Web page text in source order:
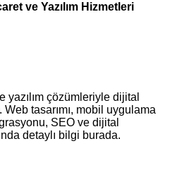
ve Yazılım Hizmetleri
yazılım çözümleriyle dijital
Web tasarımı, mobil uygulama
SEO ve dijital
detaylı bilgi burada.